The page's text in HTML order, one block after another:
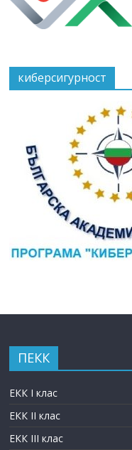
киберсигурност
ПЕКК
ЕКК I клас
ЕКК II клас
ЕКК III клас